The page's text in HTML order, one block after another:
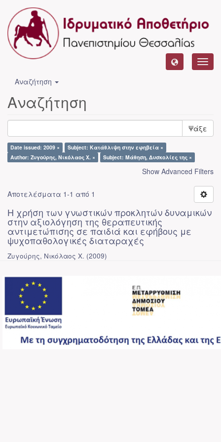
Αναζήτηση
Αναζήτηση
Ψάξε
Date issued: 2009 ×
Subject: Κατάθλιψη στην εφηβεία ×
Author: Ζυγούρης, Νικόλαος Χ. ×
Subject: Μάθηση, Δυσκολίες της ×
Show Advanced Filters
Αποτελέσματα 1-1 από 1
Η χρήση των γνωστικών προκλητών δυναμικών
στην αξιολόγηση της θεραπευτικής
αντιμετώπισης σε παιδιά και εφήβους με
ψυχοπαθολογικές διαταραχές
Ζυγούρης, Νικόλαος Χ. (2009)